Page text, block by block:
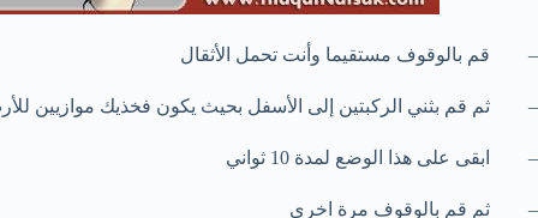
– قم بالوقوف مستقيما وأنت تحمل الأثقال
– ثم قم بثني الركبتين إلى الأسفل بحيث يكون فخذيك موازيين
– ابقى على هذا الوضع لمدة 10 ثواني
– ثم قم بالوقوف مرة اخرى